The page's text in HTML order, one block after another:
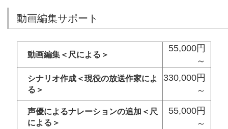
動画編集サポート
動画編集＜尺による＞
55,000円
～
シナリオ作成＜現役の放送作家によ
る＞
330,000円
～
声優によるナレーションの追加＜尺
による＞
55,000円
～